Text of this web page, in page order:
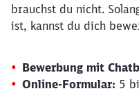
brauchst du nicht.
ist, kannst du dich
Bewerbung mit
Online-Formular: 5